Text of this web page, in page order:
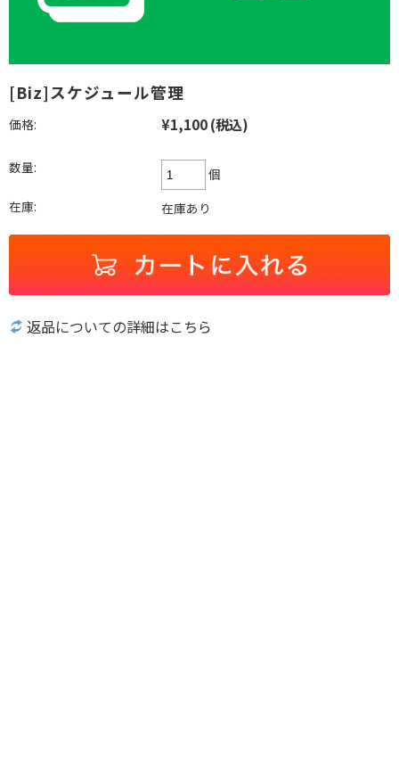
[Biz]スケジュール管理
価格: ¥1,100(税込)
数量:
個
在庫:
在庫あり
返品についての詳細はこちら